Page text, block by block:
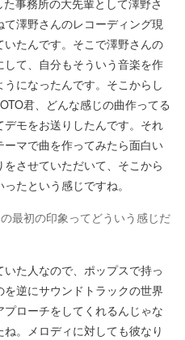
た事務所の大先輩として澤野さ
澤野さんのレコーディング現
たんです。そこで澤野さんの
て、自分もそういう音楽を作
になったんです。そこからし
君、どんな感じの曲作ってる
モをお送りしたんです。それ
マで曲を作ってみたら面白い
させていただいて、そこから
ったという感じですね。
最初の印象ってどういう感じだ
いた人なので、ポップスで持っ
逆にサウンドトラックの世界
ローチをしてくれるんじゃな
。メロディに対しても彼なり